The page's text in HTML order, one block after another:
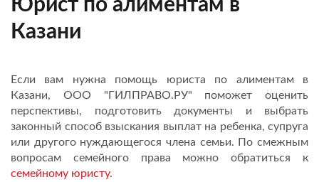
Юрист по алиментам в
Казани
Если вам нужна помощь юриста по алиментам в
Казани, ООО "ГИЛПРАВО.РУ" поможет оценить
перспективы, подготовить документы и выбрать
законный способ взыскания выплат на ребенка, супруга
или другого нуждающегося члена семьи. По смежным
вопросам семейного права можно обратиться к
семейному юристу.